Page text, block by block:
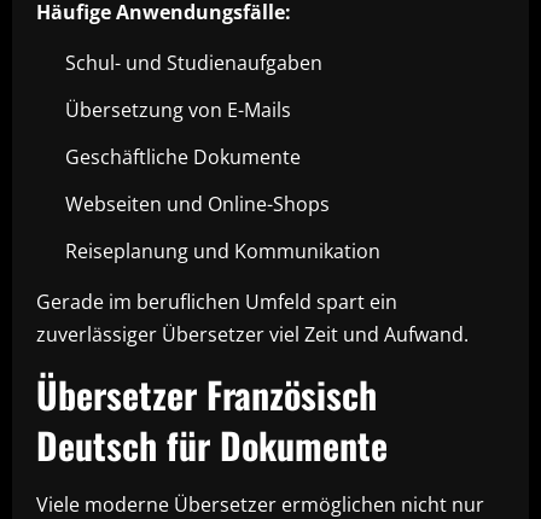
Häufige Anwendungsfälle:
Schul- und Studienaufgaben
Übersetzung von E-Mails
Geschäftliche Dokumente
Webseiten und Online-Shops
Reiseplanung und Kommunikation
Gerade im beruflichen Umfeld spart ein
zuverlässiger Übersetzer viel Zeit und Aufwand.
Übersetzer Französisch
Deutsch für Dokumente
Viele moderne Übersetzer ermöglichen nicht nur